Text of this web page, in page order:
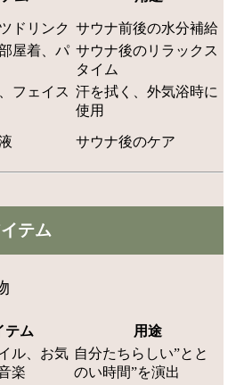
ドリンク サウナ前後の水分補給
屋着、パ サウナ後のリラックス
タイム
フェイス 汗を拭く、外気浴時に
使用
サウナ後のケア
テム
テム
用途
ル、お気
楽
自分たちらしい”とと
のい時間”を演出